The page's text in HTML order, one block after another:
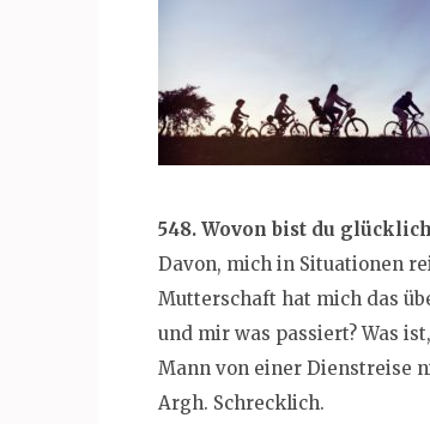
548. Wovon bist du
Davon, mich in Situationen
Mutterschaft hat mich das
und mir was passiert? Was
Mann von einer Dienstreise
Argh. Schrecklich.